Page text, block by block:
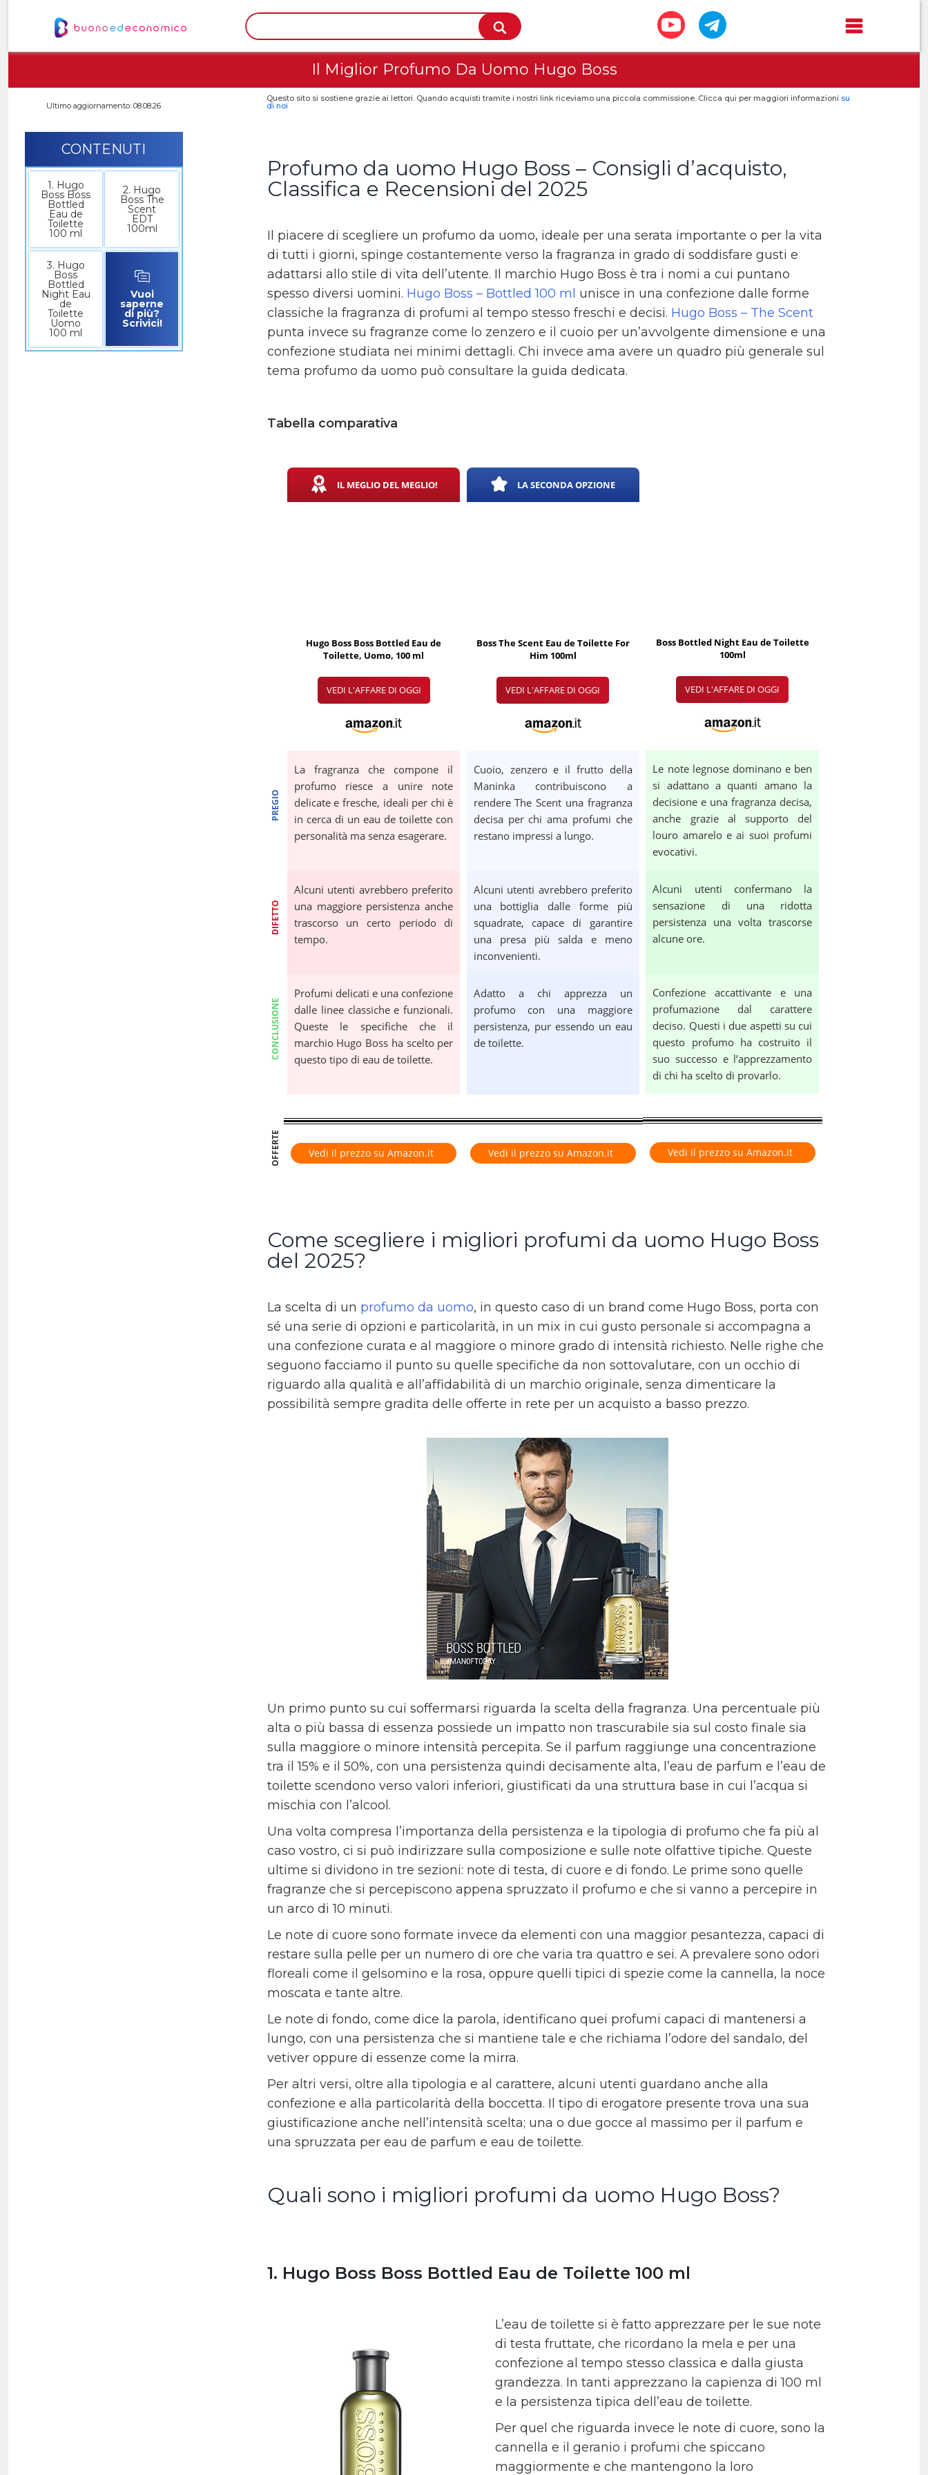
Il Miglior Profumo Da Uomo Hugo Boss
Ultimo aggiornamento: 08.08.26
Questo sito si sostiene grazie ai lettori. Quando acquisti tramite i nostri link riceviamo una piccola commissione. Clicca qui per maggiori informazioni su
di noi
CONTENUTI
1. Hugo
Boss Boss
Bottled
Eau de
Toilette
100 ml
2. Hugo
Boss The
Scent
EDT
100ml
3. Hugo
Boss
Bottled
Night Eau
de
Toilette
Uomo
100 ml
Vuoi
saperne
di più?
Scrivici!
Profumo da uomo Hugo Boss – Consigli d’acquisto,
Classifica e Recensioni del 2025
Il piacere di scegliere un profumo da uomo, ideale per una serata importante o per la vita
di tutti i giorni, spinge costantemente verso la fragranza in grado di soddisfare gusti e
adattarsi allo stile di vita dell’utente. Il marchio Hugo Boss è tra i nomi a cui puntano
spesso diversi uomini. Hugo Boss – Bottled 100 ml unisce in una confezione dalle forme
classiche la fragranza di profumi al tempo stesso freschi e decisi. Hugo Boss – The Scent
punta invece su fragranze come lo zenzero e il cuoio per un’avvolgente dimensione e una
confezione studiata nei minimi dettagli. Chi invece ama avere un quadro più generale sul
tema profumo da uomo può consultare la guida dedicata.
Tabella comparativa
PREGIO
DIFETTO
CONCLUSIONE
OFFERTE
IL MEGLIO DEL MEGLIO!
Hugo Boss Boss Bottled Eau de
Toilette, Uomo, 100 ml
VEDI L'AFFARE DI OGGI
La fragranza che compone il
profumo riesce a unire note
delicate e fresche, ideali per chi è
in cerca di un eau de toilette con
personalità ma senza esagerare.
Alcuni utenti avrebbero preferito
una maggiore persistenza anche
trascorso un certo periodo di
tempo.
Profumi delicati e una confezione
dalle linee classiche e funzionali.
Queste le specifiche che il
marchio Hugo Boss ha scelto per
questo tipo di eau de toilette.
Vedi il prezzo su Amazon.it
LA SECONDA OPZIONE
Boss The Scent Eau de Toilette For
Him 100ml
VEDI L'AFFARE DI OGGI
Cuoio, zenzero e il frutto della
Maninka contribuiscono a
rendere The Scent una fragranza
decisa per chi ama profumi che
restano impressi a lungo.
Alcuni utenti avrebbero preferito
una bottiglia dalle forme più
squadrate, capace di garantire
una presa più salda e meno
inconvenienti.
Adatto a chi apprezza un
profumo con una maggiore
persistenza, pur essendo un eau
de toilette.
Vedi il prezzo su Amazon.it
Boss Bottled Night Eau de Toilette
100ml
VEDI L'AFFARE DI OGGI
Le note legnose dominano e ben
si adattano a quanti amano la
decisione e una fragranza decisa,
anche grazie al supporto del
louro amarelo e ai suoi profumi
evocativi.
Alcuni utenti confermano la
sensazione di una ridotta
persistenza una volta trascorse
alcune ore.
Confezione accattivante e una
profumazione dal carattere
deciso. Questi i due aspetti su cui
questo profumo ha costruito il
suo successo e l’apprezzamento
di chi ha scelto di provarlo.
Vedi il prezzo su Amazon.it
Come scegliere i migliori profumi da uomo Hugo Boss
del 2025?
La scelta di un profumo da uomo, in questo caso di un brand come Hugo Boss, porta con
sé una serie di opzioni e particolarità, in un mix in cui gusto personale si accompagna a
una confezione curata e al maggiore o minore grado di intensità richiesto. Nelle righe che
seguono facciamo il punto su quelle specifiche da non sottovalutare, con un occhio di
riguardo alla qualità e all’affidabilità di un marchio originale, senza dimenticare la
possibilità sempre gradita delle offerte in rete per un acquisto a basso prezzo.
Un primo punto su cui soffermarsi riguarda la scelta della fragranza. Una percentuale più
alta o più bassa di essenza possiede un impatto non trascurabile sia sul costo finale sia
sulla maggiore o minore intensità percepita. Se il parfum raggiunge una concentrazione
tra il 15% e il 50%, con una persistenza quindi decisamente alta, l’eau de parfum e l’eau de
toilette scendono verso valori inferiori, giustificati da una struttura base in cui l’acqua si
mischia con l’alcool.
Una volta compresa l’importanza della persistenza e la tipologia di profumo che fa più al
caso vostro, ci si può indirizzare sulla composizione e sulle note olfattive tipiche. Queste
ultime si dividono in tre sezioni: note di testa, di cuore e di fondo. Le prime sono quelle
fragranze che si percepiscono appena spruzzato il profumo e che si vanno a percepire in
un arco di 10 minuti.
Le note di cuore sono formate invece da elementi con una maggior pesantezza, capaci di
restare sulla pelle per un numero di ore che varia tra quattro e sei. A prevalere sono odori
floreali come il gelsomino e la rosa, oppure quelli tipici di spezie come la cannella, la noce
moscata e tante altre.
Le note di fondo, come dice la parola, identificano quei profumi capaci di mantenersi a
lungo, con una persistenza che si mantiene tale e che richiama l’odore del sandalo, del
vetiver oppure di essenze come la mirra.
Per altri versi, oltre alla tipologia e al carattere, alcuni utenti guardano anche alla
confezione e alla particolarità della boccetta. Il tipo di erogatore presente trova una sua
giustificazione anche nell’intensità scelta; una o due gocce al massimo per il parfum e
una spruzzata per eau de parfum e eau de toilette.
Quali sono i migliori profumi da uomo Hugo Boss?
1. Hugo Boss Boss Bottled Eau de Toilette 100 ml
L’eau de toilette si è fatto apprezzare per le sue note
di testa fruttate, che ricordano la mela e per una
confezione al tempo stesso classica e dalla giusta
grandezza. In tanti apprezzano la capienza di 100 ml
e la persistenza tipica dell’eau de toilette.
Per quel che riguarda invece le note di cuore, sono la
cannella e il geranio i profumi che spiccano
maggiormente e che mantengono la loro